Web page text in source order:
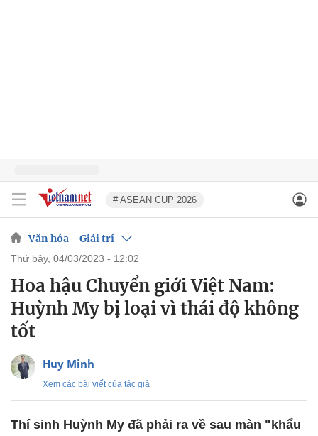
# ASEAN CUP 2026
Văn hóa - Giải trí
thứ bảy, 04/03/2023 - 12:02
Hoa hậu Chuyển giới Việt Nam:
Huỳnh My bị loại vì thái độ không
tốt
Huy Minh
Xem các bài viết của tác giả
Thí sinh Huỳnh My đã phải ra về sau màn "khẩu